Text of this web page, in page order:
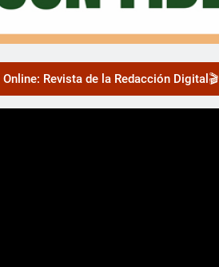
Online: Revista de la Redacción Digital🎬